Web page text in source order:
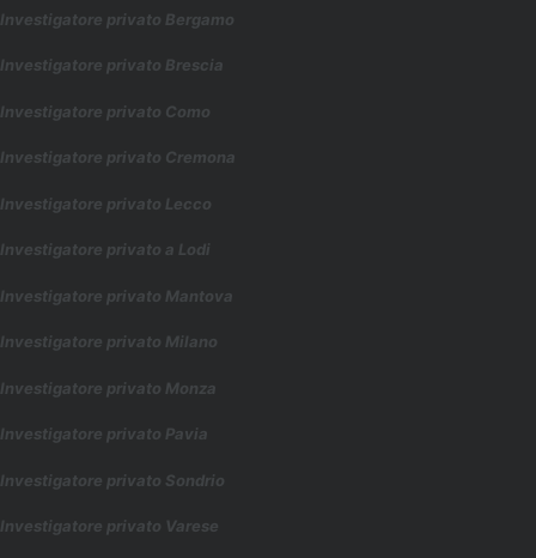
Investigatore privato Bergamo
Investigatore privato Brescia
Investigatore privato Como
Investigatore privato Cremona
Investigatore privato Lecco
Investigatore privato a Lodi
Investigatore privato Mantova
Investigatore privato Milano
Investigatore privato Monza
Investigatore privato Pavia
Investigatore privato Sondrio
Investigatore privato Varese